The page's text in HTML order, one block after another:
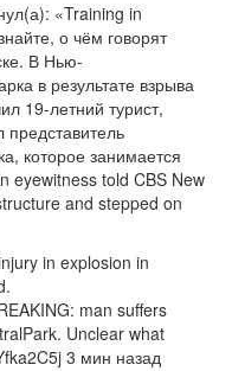
«Training in
о чём говорят
В Нью-
в результате взрыва
19-летний турист,
которое занимается
eyewitness told CBS New
and stepped on
in explosion in
man suffers
Unclear what
3 мин назад